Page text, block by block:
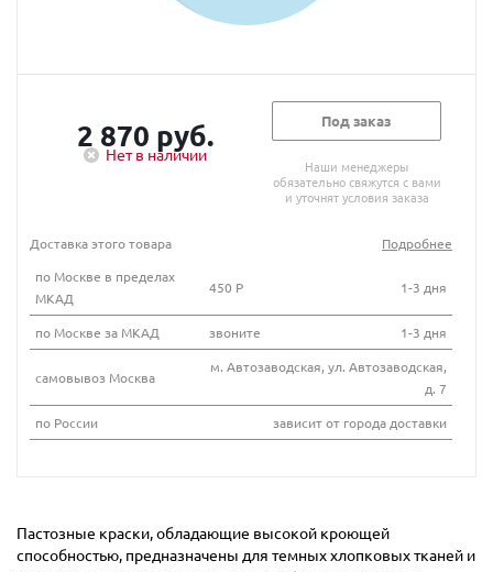
2 870 руб.
Нет в наличии
Под заказ
Наши менеджеры
обязательно свяжутся с вами
и уточнят условия заказа
Доставка этого товара
Подробнее
по Москве в пределах
МКАД
450 Р 1-3 дня
по Москве за МКАД звоните 1-3 дня
самовывоз Москва
м. Автозаводская, ул. Автозаводская,
д. 7
по России
зависит от города доставки
Пастозные краски, обладающие высокой кроющей
способностью, предназначены для темных хлопковых тканей и